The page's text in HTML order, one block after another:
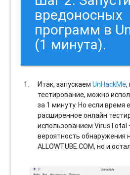
вредоносных
программ в
(1 минута).
Итак, запускаемUnHackMe,
тестирование, можно
за 1 минуту. Но если
расширенное онлайн
использованием VirusTotal
вероятность обнаружения
ALLOWTUBE.COM, но и